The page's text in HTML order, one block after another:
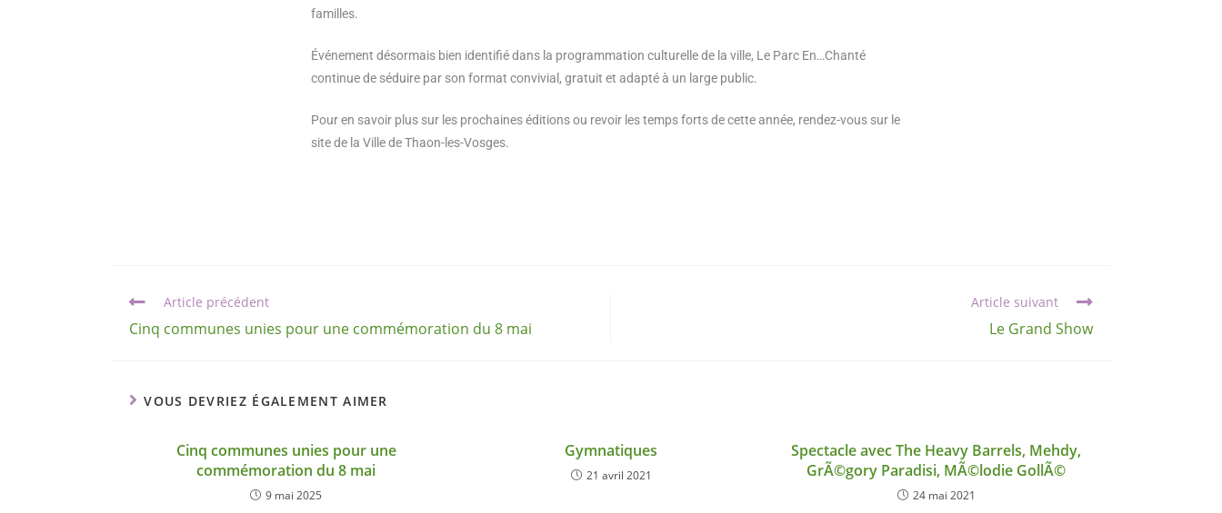
familles.
Événement désormais bien identifié dans la programmation culturelle de la ville, Le Parc En…Chanté
continue de séduire par son format convivial, gratuit et adapté à un large public.
Pour en savoir plus sur les prochaines éditions ou revoir les temps forts de cette année, rendez-vous sur le
site de la Ville de Thaon-les-Vosges.
Article précédent
Cinq communes unies pour une commémoration du 8 mai
Article suivant
Le Grand Show
VOUS DEVRIEZ ÉGALEMENT AIMER
Cinq communes unies pour une
commémoration du 8 mai
9 mai 2025
Gymnatiques
21 avril 2021
Spectacle avec The Heavy Barrels, Mehdy,
GrÃ©gory Paradisi, MÃ©lodie GollÃ©
24 mai 2021